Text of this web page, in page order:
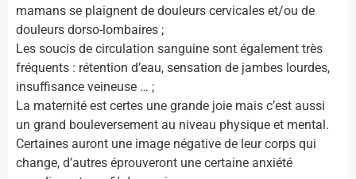
mamans se plaignent de douleurs cervicales et/ou de
douleurs dorso-lombaires ;
Les soucis de circulation sanguine sont également très
fréquents : rétention d’eau, sensation de jambes lourdes,
insuffisance veineuse … ;
La maternité est certes une grande joie mais c’est aussi
un grand bouleversement au niveau physique et mental.
Certaines auront une image négative de leur corps qui
change, d’autres éprouveront une certaine anxiété